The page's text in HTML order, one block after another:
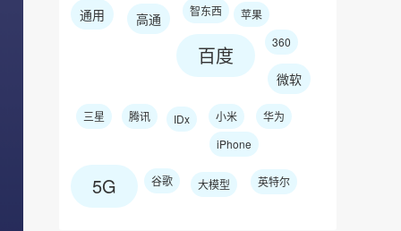
通用 高通 智东西 苹果
百度
360
微软
三星 腾讯 IDx 小米
华为
iPhone
5G 谷歌 大模型 英特尔